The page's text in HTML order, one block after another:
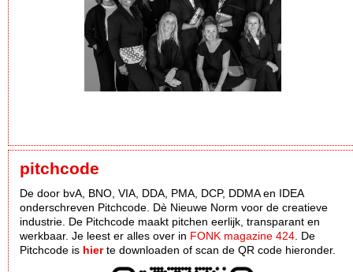
pitchcode
De door bvA, BNO, VIA, DDA, PMA, DCP, DDMA en IDEA
onderschreven Pitchcode. Dè Nieuwe Norm voor de creatieve
industrie. De Pitchcode maakt pitchen eerlijk, transparant en
werkbaar. Je leest er alles over in FONK magazine 424 . De
Pitchcode is hierte downloaden of scan de QR code hieronder.